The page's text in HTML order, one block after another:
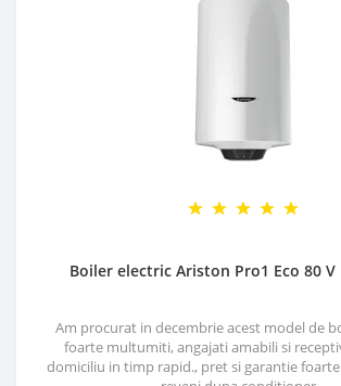
Boiler electric Ariston Pro1 Eco 80 V
Am procurat in decembrie acest model de
foarte multumiti, angajati amabili si
domiciliu in timp rapid., pret si garantie